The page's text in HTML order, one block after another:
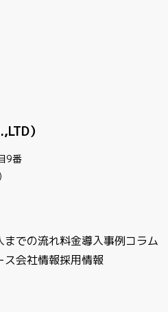
）
9番
までの流れ料金導入事例コラム
ス会社情報採用情報